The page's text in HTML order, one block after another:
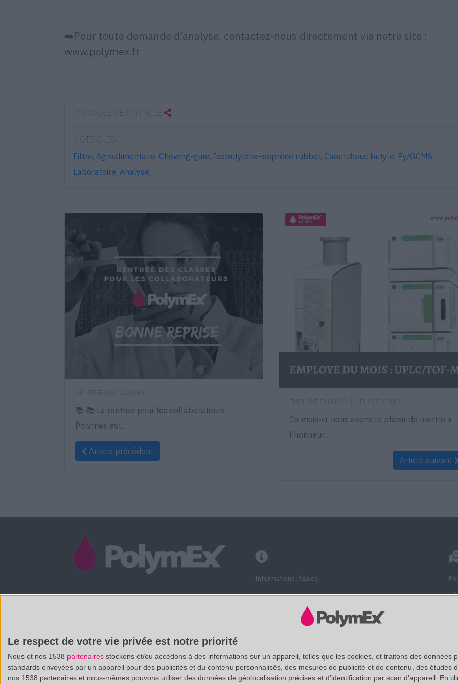
Le respect de votre vie privée est notre priorité
Nous et nos 1538 partenaires stockons et/ou accédons à des informations sur un appareil, telles que les cookies, et traitons des
standards envoyées par un appareil pour des publicités et du contenu personnalisés, des mesures de publicité et de contenu, des études
nos 1538 partenaires et nous-mêmes pouvons utiliser des données de géolocalisation précises et d’identification par scan d'appareil. En
➡️Pour toute demande d’analyse, contactez-nous directement via notre site :
www.polymex.fr
PARTAGEZ CET ARTICLE
MOTS CLÉS
Filtre, Agroalimentaire, Chewing-gum, Isobutylène-isoprène rubber, Caoutchouc butyle, Py/GCMS,
Laboratoire, Analyse,
RENTRÉE DES CLASSES
📚 📚 La rentrée pour les collaborateurs
Polymex est...
Article précédent
EMPLOYE DU MOIS : L’UPLC/TOF-MS
Ce mois-ci, nous avons le plaisir de mettre à
l’honneur...
Article suivant
Informations légales
Questions fréquentes
Documentation technique
SAS au capital de 20 000 € - RCS Aix 537 911 406